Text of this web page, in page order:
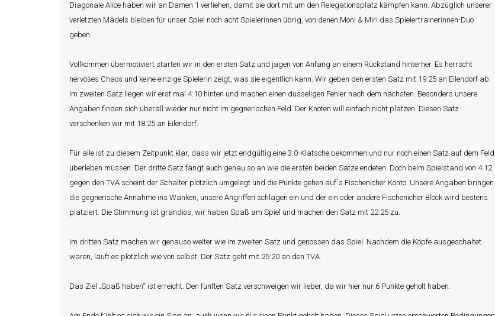
Diagonale Alice haben wir an Damen 1 verliehen, damit sie dort mit um den Relegationsplatz kämpfen kann. Abzüglich unserer
verletzten Mädels bleiben für unser Spiel noch acht Spielerinnen übrig, von denen Moni & Miri das Spielertrainerinnen-Duo
geben.
Vollkommen übermotiviert starten wir in den ersten Satz und jagen von Anfang an einem Rückstand hinterher. Es herrscht
nervöses Chaos und keine einzige Spielerin zeigt, was sie eigentlich kann. Wir geben den ersten Satz mit 19:25 an Eilendorf ab.
Im zweiten Satz liegen wir erst mal 4:10 hinten und machen einen dusseligen Fehler nach dem nächsten. Besonders unsere
Angaben finden sich überall wieder nur nicht im gegnerischen Feld. Der Knoten will einfach nicht platzen. Diesen Satz
verschenken wir mit 18:25 an Eilendorf.
Für alle ist zu diesem Zeitpunkt klar, dass wir jetzt endgültig eine 3:0-Klatsche bekommen und nur noch einen Satz auf dem Feld
überleben müssen. Der dritte Satz fängt auch genau so an wie die ersten beiden Sätze endeten. Doch beim Spielstand von 4:12
gegen den TVA scheint der Schalter plötzlich umgelegt und die Punkte gehen auf´s Fischenicher Konto. Unsere Angaben bringen
die gegnerische Annahme ins Wanken, unsere Angriffen schlagen ein und der ein oder andere Fischenicher Block wird bestens
platziert. Die Stimmung ist grandios, wir haben Spaß am Spiel und machen den Satz mit 22:25 zu.
Im dritten Satz machen wir genauso weiter wie im zweiten Satz und genossen das Spiel. Nachdem die Köpfe ausgeschaltet
waren, läuft es plötzlich wie von selbst. Der Satz geht mit 25:20 an den TVA.
Das Ziel „Spaß haben“ ist erreicht. Den fünften Satz verschweigen wir lieber, da wir hier nur 6 Punkte geholt haben.